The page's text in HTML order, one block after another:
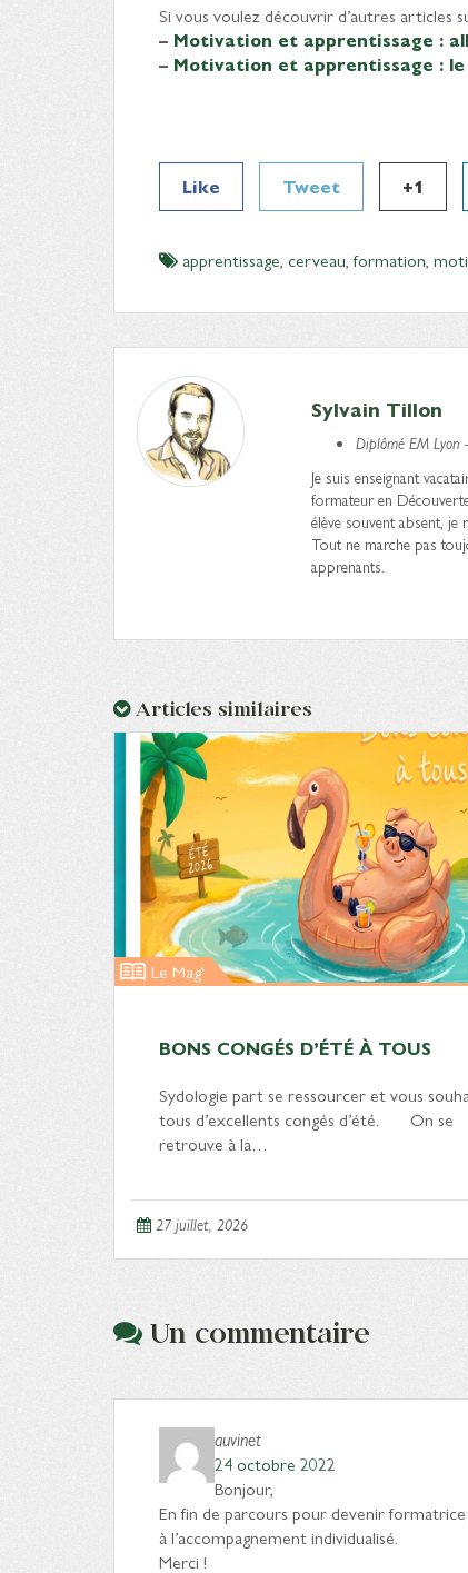
Si vous voulez découvrir d’autres articles
– Motivation et apprentissage :
– Motivation et apprentissage :
Like Tweet +1
apprentissage, cerveau,formation,
Sylvain Tillon
Diplômé EM Lyon
Je suis enseignant
formateur en
élève souvent absent,
Tout ne marche pas
apprenants.
Articles similaires
Le Mag'
BONS CONGÉS D’ÉTÉ À TOUS
Sydologie part se ressourcer et vous
tous d’excellents congés d’été. On se
retrouve à la…
27 juillet, 2026
Un commentaire
auvinet
24 octobre 2022
Bonjour,
En fin de parcours pour devenir
à l’accompagnement individualisé.
Merci !